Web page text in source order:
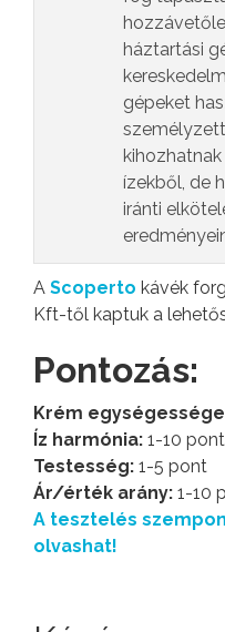
háztartási
gépeket
ízekből, de
iránti
A Scoperto kávék
Kft-től kaptuk a
Pontozás:
Krém
Íz harmónia: 1-10 pont
Testesség: 1-5 pont
Ár/érték arány: 1-10
A tesztelés
olvashat!